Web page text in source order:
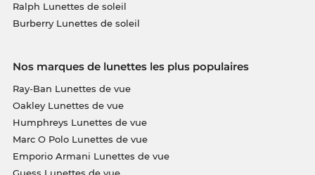
Ralph Lunettes de soleil
Burberry Lunettes de soleil
Nos marques de lunettes les plus populaires
Ray-Ban Lunettes de vue
Oakley Lunettes de vue
Humphreys Lunettes de vue
Marc O Polo Lunettes de vue
Emporio Armani Lunettes de vue